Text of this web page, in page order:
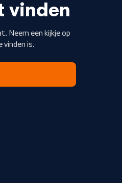
vinden
Neem een kijkje op
vinden is.